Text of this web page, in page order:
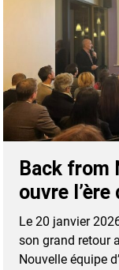
Back from
ouvre
Le 20 janvier
son grand retour
Nouvelle équipe